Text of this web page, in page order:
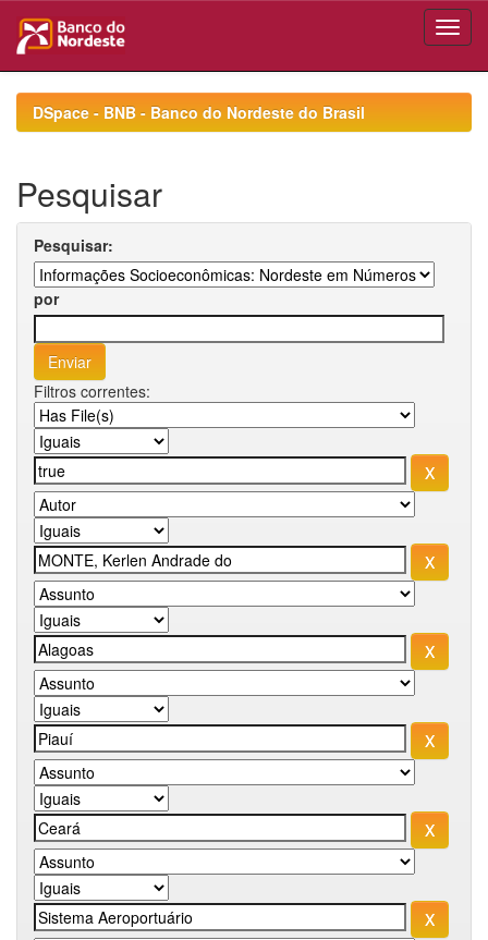
navigationDSpace - BNB - Banco do Nordeste do Brasil
Pesquisar
Pesquisar:
por
Filtros correntes: